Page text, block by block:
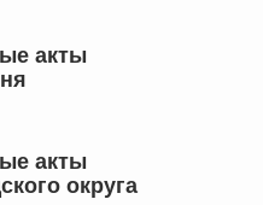
акты
акты
округа